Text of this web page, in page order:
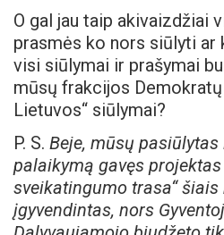
O gal jau taip akivaizdžiai
prasmės ko nors siūlyti ar
visi siūlymai ir prašymai
mūsų frakcijos Demokratų
Lietuvos“ siūlymai?
P. S. Beje, mūsų pasiūlytas
palaikymą gavęs
sveikatingumo trasa“
įgyvendintas, nors